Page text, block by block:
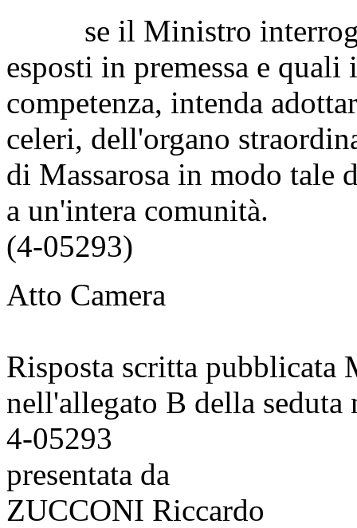
se il Ministro
esposti in premessa e
competenza, intenda
celeri, dell'organo
di Massarosa in modo tale
a un'intera comunità.
(4-05293)
Atto Camera
Risposta scritta
nell'allegato B della seduta
4-05293
presentata da
ZUCCONI Riccardo